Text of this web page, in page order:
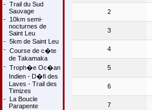
- Trail du Sud
Sauvage
- 10km semi-
nocturnes de
Saint Leu
- 5km de Saint Leu
- Course de c�te
de Takamaka
- Troph�e Oc�an
Indien - D�fi des
Laves - Trail des
Timizes
- La Boucle
Parapente
2
3
4
5
6
7